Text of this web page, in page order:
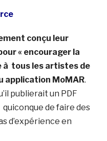
conçu leur
« encourager la
tous les artistes de
application MoMAR.
publierait un PDF
de faire des
d’expérience en